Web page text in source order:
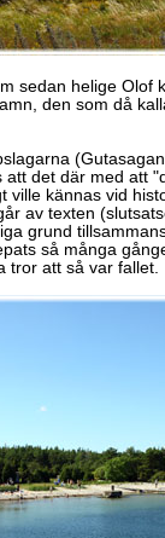
sedan helige Olof
den som då
att det där med att
ville kännas vid
av texten
grund
så många
tror att så var fallet.